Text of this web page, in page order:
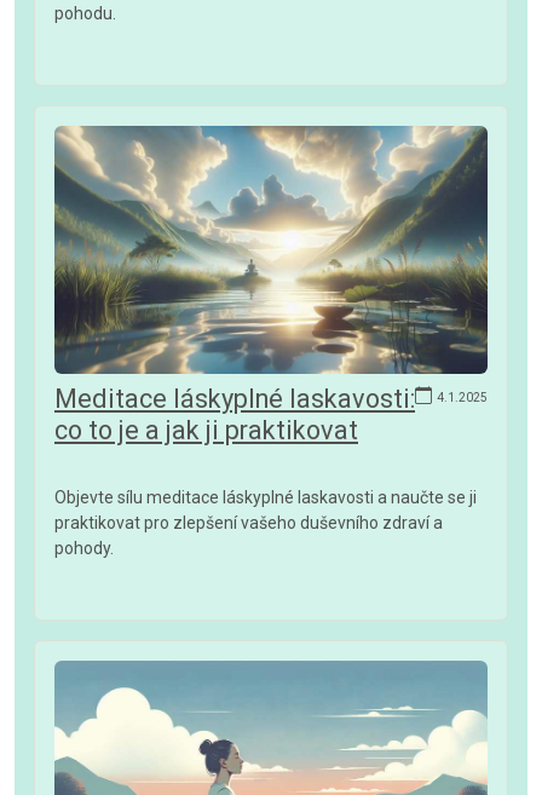
pohodu.
4.1.2025
Meditace láskyplné laskavosti:
co to je a jak ji praktikovat
Objevte sílu meditace láskyplné laskavosti a naučte se ji
praktikovat pro zlepšení vašeho duševního zdraví a
pohody.